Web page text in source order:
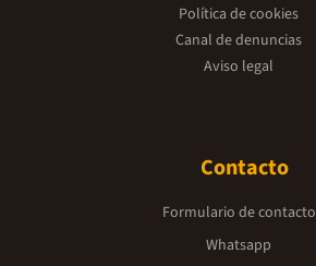
Política de cookies
Canal de denuncias
Aviso legal
Contacto
Formulario de contacto
Whatsapp